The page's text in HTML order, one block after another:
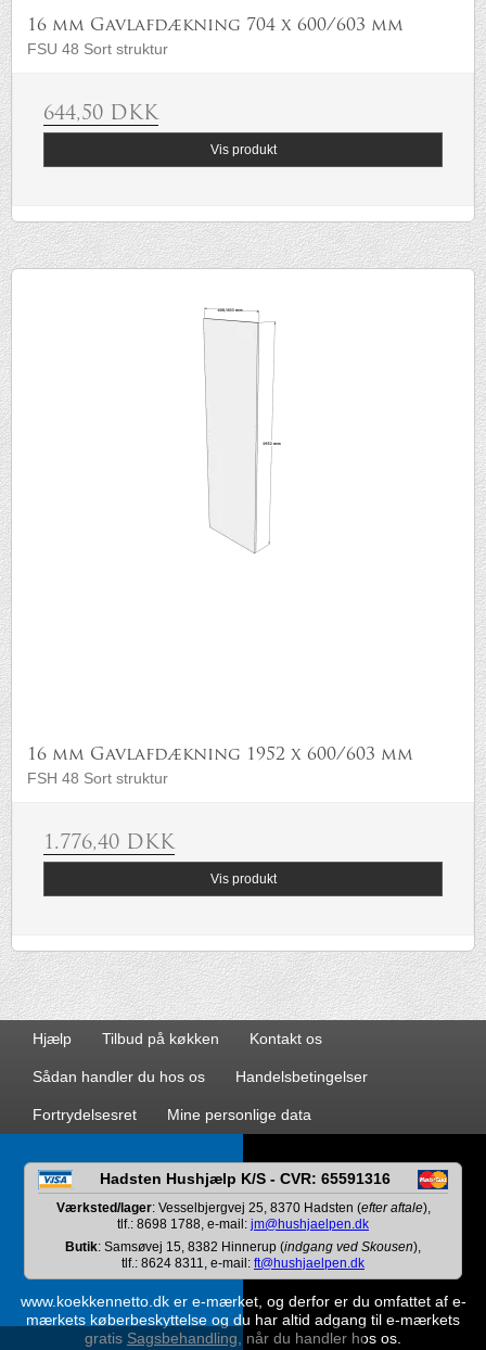
16 mm Gavlafdækning 704 x 600/603 mm
FSU 48 Sort struktur
644,50 DKK
Vis produkt
16 mm Gavlafdækning 1952 x 600/603 mm
FSH 48 Sort struktur
1.776,40 DKK
Vis produkt
Hjælp Tilbud på køkken Kontakt os
Sådan handler du hos os Handelsbetingelser
Fortrydelsesret Mine personlige data
Hadsten Hushjælp K/S - CVR: 65591316
Værksted/lager: Vesselbjergvej 25, 8370 Hadsten (efter aftale),
tlf.: 8698 1788, e-mail: jm@hushjaelpen.dk
Butik: Samsøvej 15, 8382 Hinnerup (indgang ved Skousen),
tlf.: 8624 8311, e-mail: ft@hushjaelpen.dk
www.koekkennetto.dk er e-mærket, og derfor er du omfattet af e-
mærkets køberbeskyttelse og du har altid adgang til e-mærkets
gratis Sagsbehandling , når du handler hos os.